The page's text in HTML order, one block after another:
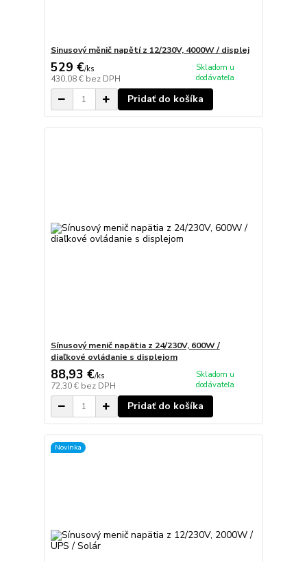
Sinusový měnič napětí z 12/230V, 4000W / displej
529 €/ks
430,08 € bez DPH
Skladom u
dodávateľa
Pridať do košíka
Sínusový menič napätia z 24/230V, 600W /
diaľkové ovládanie s displejom
88,93 €/ks
72,30 € bez DPH
Skladom u
dodávateľa
Pridať do košíka
Novinka